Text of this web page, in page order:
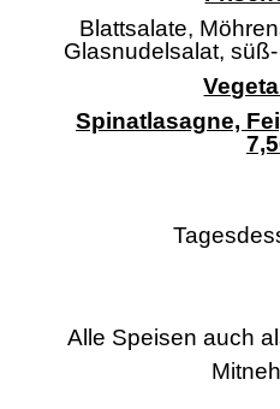
Blattsalate,
Glasnudelsalat,
Spinatlasagne,
Alle Speisen auch